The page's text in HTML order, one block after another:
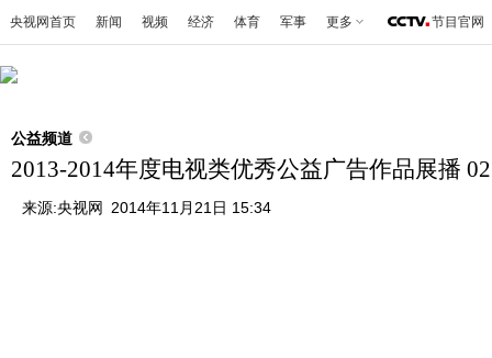
央视网首页 新闻 视频 经济 体育 军事 更多 节目官网
公益频道
2013-2014年度电视类优秀公益广告作品展播
来源:央视网 2014年11月21日 15:34